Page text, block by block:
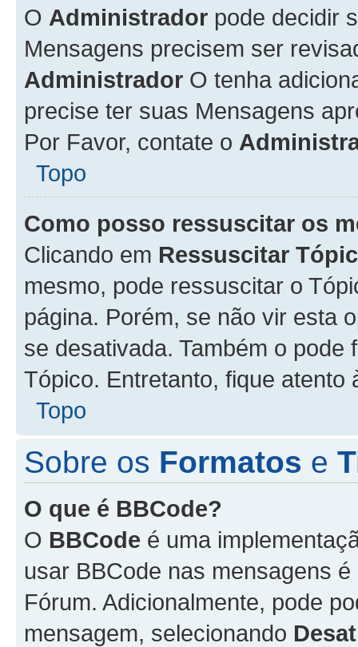
O Administrador pode decidir
Mensagens precisem ser
Administrador O tenha
precise ter suas Mensagens
Por Favor, contate o
Topo
Como posso ressuscitar os
Clicando em Ressuscitar
mesmo, pode ressuscitar o
página. Porém, se não vir esta
se desativada. Também o
Tópico. Entretanto, fique atento
Topo
Sobre os Formatos e
O que é BBCode?
O BBCode é uma
usar BBCode nas mensagens
Fórum. Adicionalmente, pode
mensagem, selecionando